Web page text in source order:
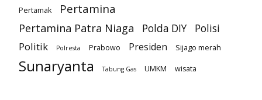
Pertamak Pertamina
Pertamina Patra Niaga Polda DIY
Polisi
Politik
Polresta Prabowo Presiden Sijago merah
Sunaryanta Tabung Gas UMKM wisata